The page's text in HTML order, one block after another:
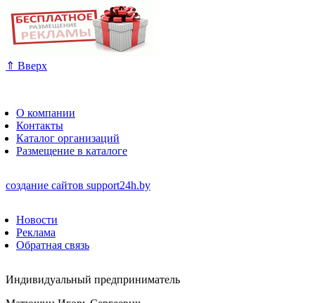
⇑ Вверх
О компании
Контакты
Каталог организаций
Размещение в каталоге
создание сайтов support24h.by
Новости
Реклама
Обратная связь
Индивидуальный предприниматель